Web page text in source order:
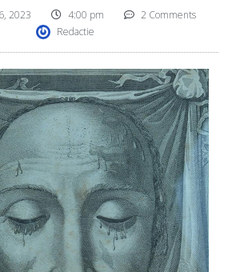
2023 4:00 pm
2 Comments
Redactie